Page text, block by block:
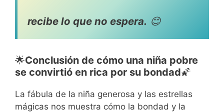
recibe lo que no espera. 😊
🌟Conclusión de cómo una niña pobre
se convirtió en rica por su bondad🌠
La fábula de la niña generosa y las estrellas
mágicas nos muestra cómo la bondad y la